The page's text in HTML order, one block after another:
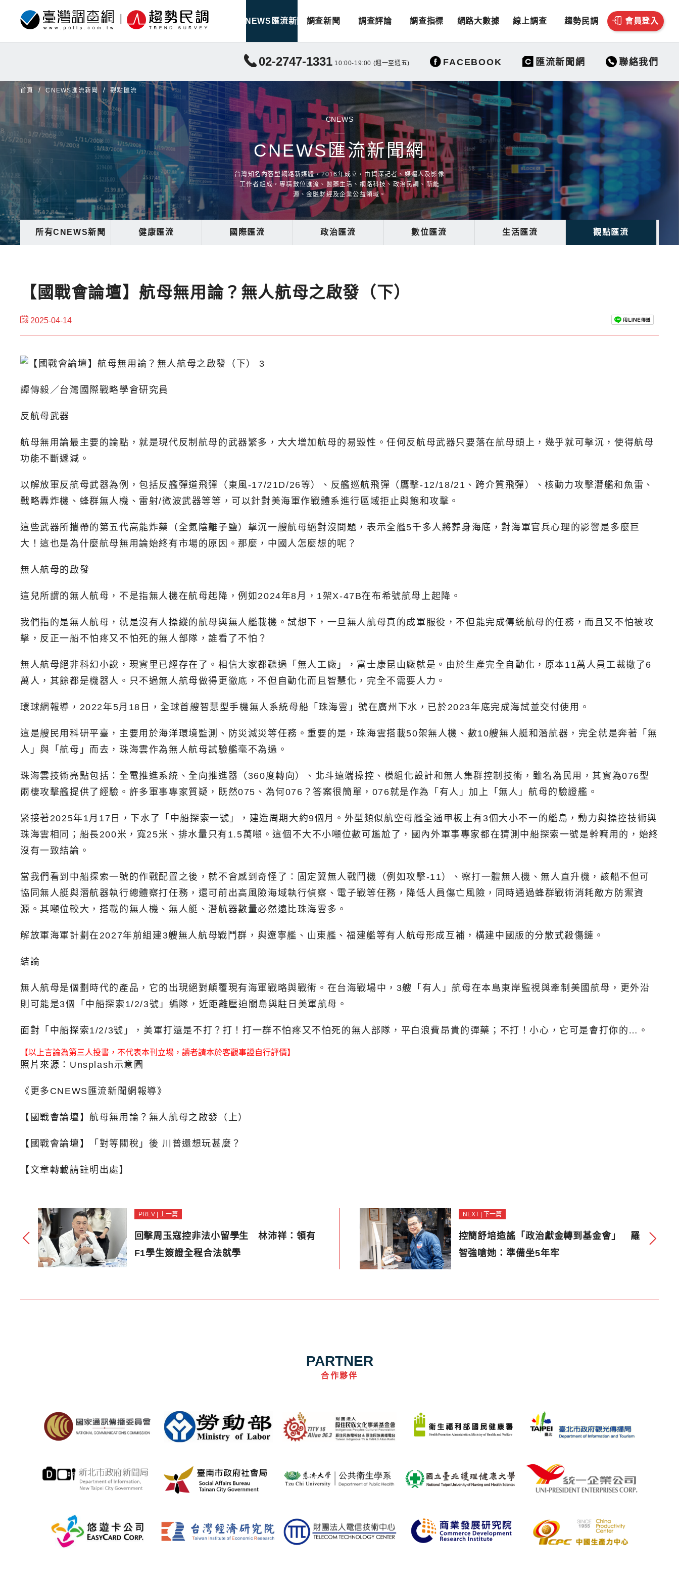
CNEWS匯流新聞 調查新聞 調查評論 調查指標 網路大數據 線上調查 趨勢民調 會員登入
02-2747-1331 10:00-19:00 (週一至週五) FACEBOOK 匯流新聞網 聯絡我們
首頁 CNEWS匯流新聞 觀點匯流
CNEWS
CNEWS匯流新聞網
台灣知名內容型網路新媒體，2016年成立，由資深記者、媒體人及影像
工作者組成，專精數位匯流、醫藥生活、網路科技、政治民調、新能
源、金融財經及企業公益領域。
所有CNEWS新聞 健康匯流 國際匯流 政治匯流 數位匯流 生活匯流 觀點匯流
【國戰會論壇】航母無用論？無人航母之啟發（下）
2025-04-14
譚傳毅／台灣國際戰略學會研究員
反航母武器
航母無用論最主要的論點，就是現代反制航母的武器繁多，大大增加航母的易毀性。任何反航母武器只要落在航母頭上，幾乎就可擊沉，使得航母
功能不斷遞減。
以解放軍反航母武器為例，包括反艦彈道飛彈（東風-17/21D/26等）、反艦巡航飛彈（鷹擊-12/18/21、跨介質飛彈）、核動力攻擊潛艦和魚雷、
戰略轟炸機、蜂群無人機、雷射/微波武器等等，可以針對美海軍作戰體系進行區域拒止與飽和攻擊。
這些武器所攜帶的第五代高能炸藥（全氮陰離子鹽）擊沉一艘航母絕對沒問題，表示全艦5千多人將葬身海底，對海軍官兵心理的影響是多麼巨
大！這也是為什麼航母無用論始終有市場的原因。那麼，中國人怎麼想的呢？
無人航母的啟發
這兒所謂的無人航母，不是指無人機在航母起降，例如2024年8月，1架X-47B在布希號航母上起降。
我們指的是無人航母，就是沒有人操縱的航母與無人艦載機。試想下，一旦無人航母真的成軍服役，不但能完成傳統航母的任務，而且又不怕被攻
擊，反正一船不怕疼又不怕死的無人部隊，誰看了不怕？
無人航母絕非科幻小說，現實里已經存在了。相信大家都聽過「無人工廠」，富士康昆山廠就是。由於生產完全自動化，原本11萬人員工裁撤了6
萬人，其餘都是機器人。只不過無人航母做得更徹底，不但自動化而且智慧化，完全不需要人力。
環球網報導，2022年5月18日，全球首艘智慧型手機無人系統母船「珠海雲」號在廣州下水，已於2023年底完成海試並交付使用。
這是艘民用科研平臺，主要用於海洋環境監測、防災減災等任務。重要的是，珠海雲搭載50架無人機、數10艘無人艇和潛航器，完全就是奔著「無
人」與「航母」而去，珠海雲作為無人航母試驗艦毫不為過。
珠海雲技術亮點包括：全電推進系統、全向推進器（360度轉向）、北斗遠端操控、模組化設計和無人集群控制技術，雖名為民用，其實為076型
兩棲攻擊艦提供了經驗。許多軍事專家質疑，既然075、為何076？答案很簡單，076就是作為「有人」加上「無人」航母的驗證艦。
緊接著2025年1月17日，下水了「中船探索一號」，建造周期大約9個月。外型類似航空母艦全通甲板上有3個大小不一的艦島，動力與操控技術與
珠海雲相同；船長200米，寬25米、排水量只有1.5萬噸。這個不大不小噸位數可尷尬了，國內外軍事專家都在猜測中船探索一號是幹嘛用的，始終
沒有一致結論。
當我們看到中船探索一號的作戰配置之後，就不會感到奇怪了：固定翼無人戰鬥機（例如攻擊-11）、察打一體無人機、無人直升機，該船不但可
協同無人艇與潛航器執行總體察打任務，還可前出高風險海域執行偵察、電子戰等任務，降低人員傷亡風險，同時通過蜂群戰術消耗敵方防禦資
源。其噸位較大，搭載的無人機、無人艇、潛航器數量必然遠比珠海雲多。
解放軍海軍計劃在2027年前組建3艘無人航母戰鬥群，與遼寧艦、山東艦、福建艦等有人航母形成互補，構建中國版的分散式殺傷鏈。
結論
無人航母是個劃時代的產品，它的出現絕對顛覆現有海軍戰略與戰術。在台海戰場中，3艘「有人」航母在本島東岸監視與牽制美國航母，更外沿
則可能是3個「中船探索1/2/3號」編隊，近距離壓迫關島與駐日美軍航母。
面對「中船探索1/2/3號」，美軍打還是不打？打！打一群不怕疼又不怕死的無人部隊，平白浪費昂貴的彈藥；不打！小心，它可是會打你的…。
【以上言論為第三人投書，不代表本刊立場，讀者請本於客觀事證自行評價】
照片來源：Unsplash示意圖
《更多CNEWS匯流新聞網報導》
【國戰會論壇】航母無用論？無人航母之啟發（上）
【國戰會論壇】「對等關稅」後 川普還想玩甚麼？
【文章轉載請註明出處】
PREV | 上一篇
回擊周玉寇控非法小留學生 林沛祥：領有
F1學生簽證全程合法就學
NEXT | 下一篇
控簡舒培造謠「政治獻金轉到基金會」 羅
智強嗆她：準備坐5年牢
PARTNER
合作夥伴